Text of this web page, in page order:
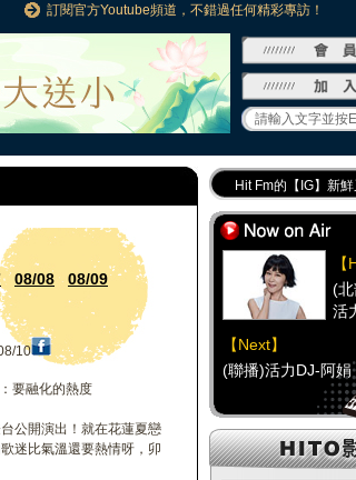
訂閱官方Youtube頻道，不錯過任何精彩專訪！
08/08
08/09
10
要融化的熱度
公開演出！就在花蓮夏戀
迷比氣溫還要熱情呀，卯
Hit Fm的【IG】新
Hit Fm【FB臉書粉
最專業《DJ推薦》
好康報報 最新優惠
(
活
【Next】
(聯播)活力DJ-阿娟
【
(